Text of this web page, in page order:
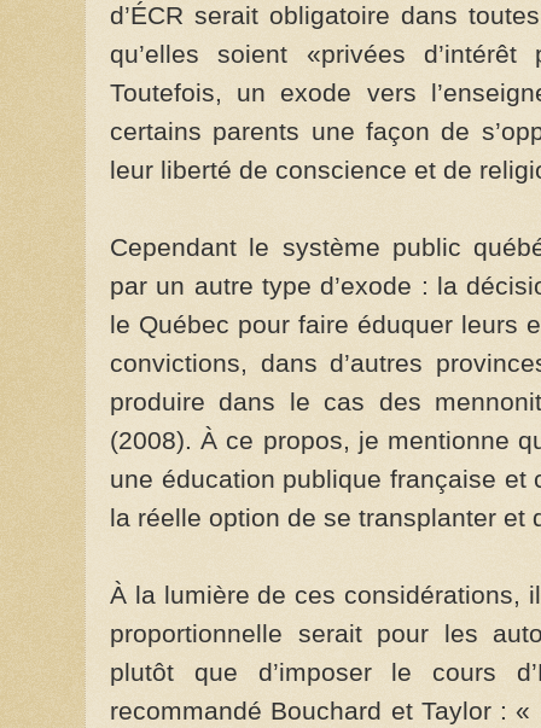
d’ÉCR serait obligatoire dans
qu’elles soient «privées
Toutefois, un exode vers
certains parents une façon de
leur liberté de conscience et de
Cependant le système public
par un autre type d’exode : la
le Québec pour faire éduquer leurs
convictions, dans d’autres
produire dans le cas des
(2008). À ce propos, je mentionne
une éducation publique française
la réelle option de se transplanter et
À la lumière de ces considérations,
proportionnelle serait pour les
plutôt que d’imposer le cours
recommandé Bouchard et Taylor :